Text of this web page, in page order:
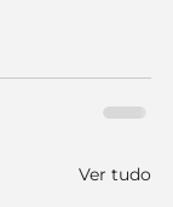
Ver tudo